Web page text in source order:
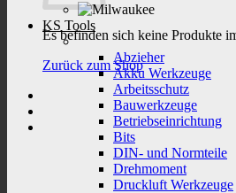
Es befinden sich keine Produkte
Zurück zum Shop
KS Tools
Abzieher
Akku Werkzeuge
Arbeitsschutz
Bauwerkzeuge
Betriebseinrichtung
Bits
DIN- und Normteile
Drehmoment
Druckluft Werkzeuge